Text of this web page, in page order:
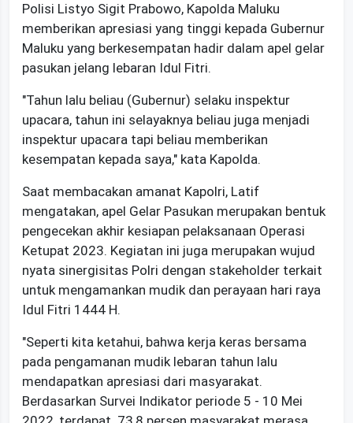
Polisi Listyo Sigit Prabowo, Kapolda Maluku
memberikan apresiasi yang tinggi kepada Gubernur
Maluku yang berkesempatan hadir dalam apel gelar
pasukan jelang lebaran Idul Fitri.
"Tahun lalu beliau (Gubernur) selaku inspektur
upacara, tahun ini selayaknya beliau juga menjadi
inspektur upacara tapi beliau memberikan
kesempatan kepada saya," kata Kapolda.
Saat membacakan amanat Kapolri, Latif
mengatakan, apel Gelar Pasukan merupakan bentuk
pengecekan akhir kesiapan pelaksanaan Operasi
Ketupat 2023. Kegiatan ini juga merupakan wujud
nyata sinergisitas Polri dengan stakeholder terkait
untuk mengamankan mudik dan perayaan hari raya
Idul Fitri 1444 H.
"Seperti kita ketahui, bahwa kerja keras bersama
pada pengamanan mudik lebaran tahun lalu
mendapatkan apresiasi dari masyarakat.
Berdasarkan Survei Indikator periode 5 - 10 Mei